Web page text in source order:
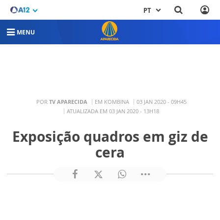
PT
MENU
POR TV APARECIDA EM KOMBINA
03 JAN 2020 - 09H45
ATUALIZADA EM 03 JAN 2020 - 13H18
Exposição quadros em giz de
cera